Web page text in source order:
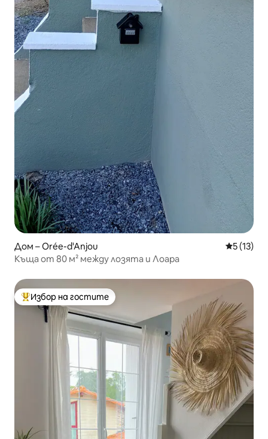
Дом – Orée-d'Anjou Средна
5 (13)
Къща от 80 м² между лозята и Лоара
Най-популярен избор на гостите
Избор на гостите